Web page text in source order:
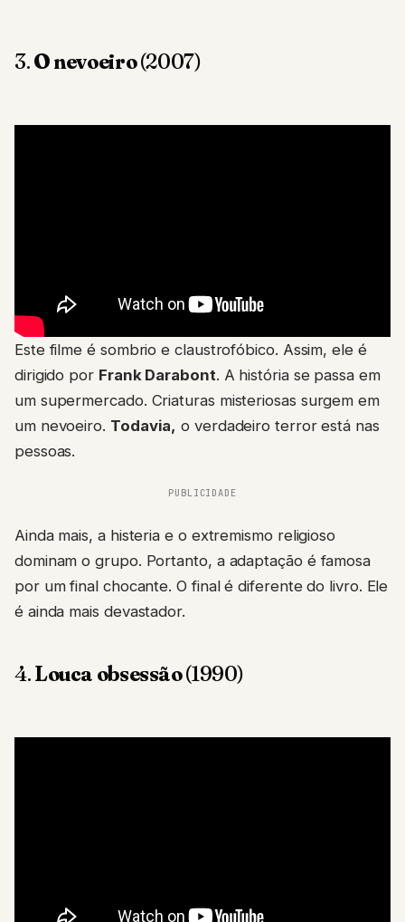
3.O nevoeiro(2007)
Este filme é sombrio e claustrofóbico. Assim, ele é
dirigido por Frank Darabont. A história se passa em
um supermercado. Criaturas misteriosas surgem em
um nevoeiro. Todavia, o verdadeiro terror está nas
pessoas.
PUBLICIDADE
Ainda mais, a histeria e o extremismo religioso
dominam o grupo. Portanto, a adaptação é famosa
por um final chocante. O final é diferente do livro. Ele
é ainda mais devastador.
4.Louca obsessão(1990)